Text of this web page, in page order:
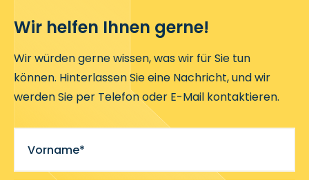
Wir helfen Ihnen gerne!
Wir würden gerne wissen, was wir für Sie tun
können. Hinterlassen Sie eine Nachricht, und wir
werden Sie per Telefon oder E-Mail kontaktieren.
Vorname*